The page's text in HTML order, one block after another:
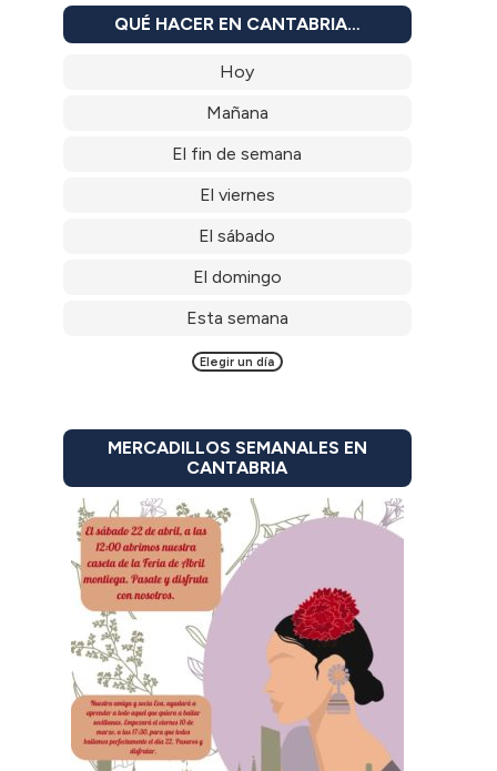
QUÉ HACER EN CANTABRIA…
Hoy
Mañana
El fin de semana
El viernes
El sábado
El domingo
Esta semana
Elegir un día
MERCADILLOS SEMANALES EN
CANTABRIA